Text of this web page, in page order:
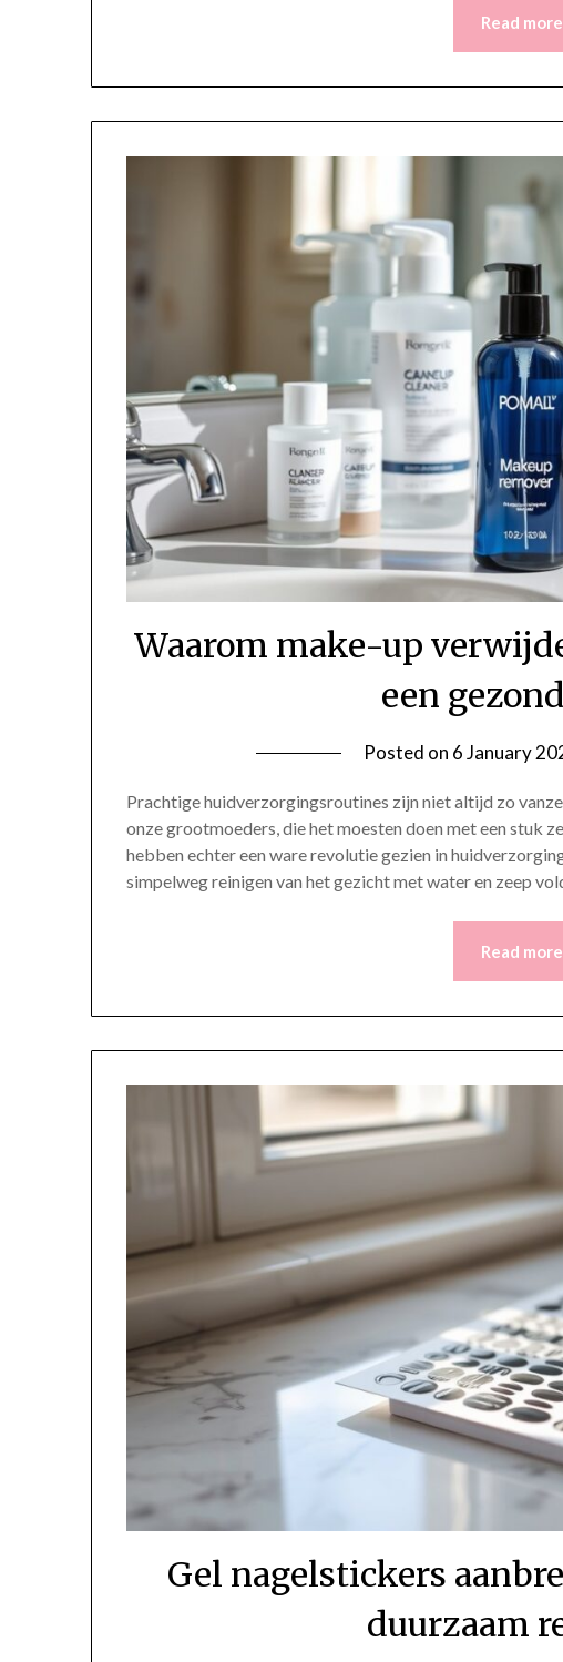
Read more
Waarom make-up
een
Posted on 6 January
Prachtige huidverzorgingsroutines zijn niet altijd zo
onze grootmoeders, die het moesten doen met een stuk
hebben echter een ware revolutie gezien in
simpelweg reinigen van het gezicht met water en zeep
Read more
Gel nagelstickers
duurzaam